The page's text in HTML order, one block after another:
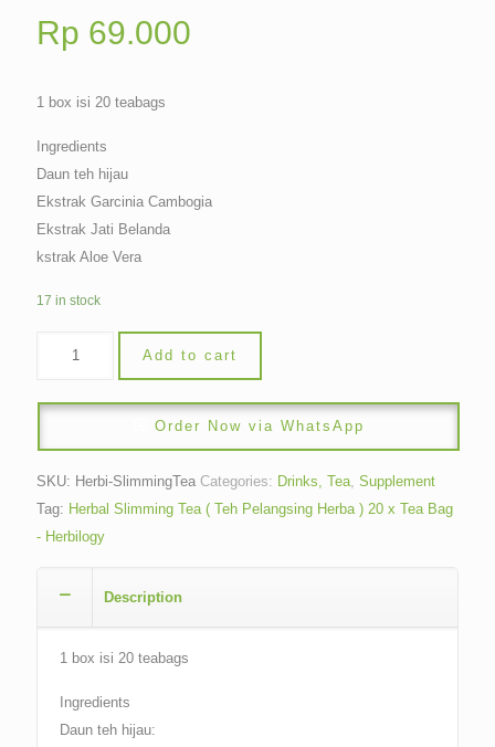
Rp 69.000
1 box isi 20 teabags
Ingredients
Daun teh hijau
Ekstrak Garcinia Cambogia
Ekstrak Jati Belanda
kstrak Aloe Vera
17 in stock
Add to cart
Order Now via WhatsApp
SKU: Herbi-SlimmingTea Categories: Drinks, Tea Supplement
Tag: Herbal Slimming Tea ( Teh Pelangsing Herba ) 20 x Tea Bag
- Herbilogy
Description
1 box isi 20 teabags
Ingredients
Daun teh hijau: